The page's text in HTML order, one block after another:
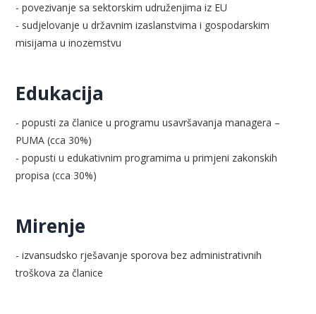
- povezivanje sa sektorskim udruženjima iz EU
- sudjelovanje u državnim izaslanstvima i gospodarskim
misijama u inozemstvu
Edukacija
- popusti za članice u programu usavršavanja managera –
PUMA (cca 30%)
- popusti u edukativnim programima u primjeni zakonskih
propisa (cca 30%)
Mirenje
- izvansudsko rješavanje sporova bez administrativnih
troškova za članice